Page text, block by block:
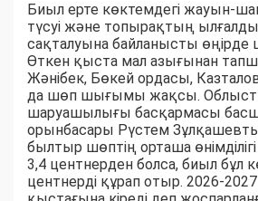
Биыл ерте көктемдегі жауын-
түсуі және топырақтың
сақталуына байланысты өңірде
Өткен қыста мал азығынан
Жәнібек, Бөкей ордасы,
да шөп шығымы жақсы.
шаруашылығы басқармасы
орынбасары Рүстем
былтыр шөптің орташа
3,4 центнерден болса, биыл бұл
центнерді құрап отыр. 2026-